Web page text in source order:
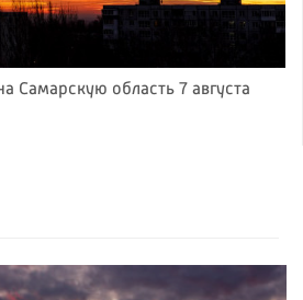
Самарскую область 7 августа